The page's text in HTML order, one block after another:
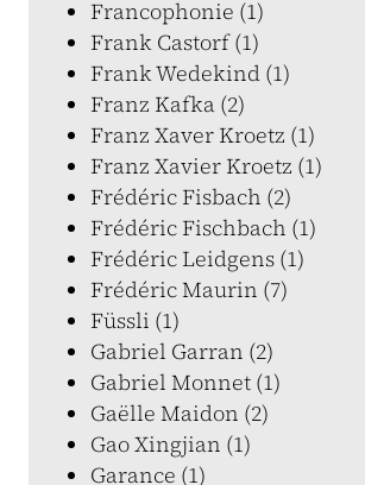
Francophonie (1)
Frank Castorf (1)
Frank Wedekind (1)
Franz Kafka (2)
Franz Xaver Kroetz (1)
Franz Xavier Kroetz (1)
Frédéric Fisbach (2)
Frédéric Fischbach (1)
Frédéric Leidgens (1)
Frédéric Maurin (7)
Füssli (1)
Gabriel Garran (2)
Gabriel Monnet (1)
Gaëlle Maidon (2)
Gao Xingjian (1)
Garance (1)